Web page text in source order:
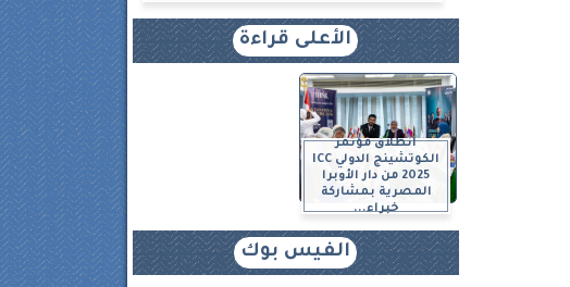
الأعلى قراءة
انطلاق مؤتمر
الكوتشينج الدولي ICC
2025 من دار الأوبرا
المصرية بمشاركة
خبراء...
الفيس بوك